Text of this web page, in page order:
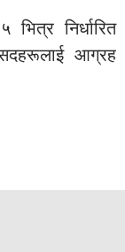
निर्धारित
आग्रह